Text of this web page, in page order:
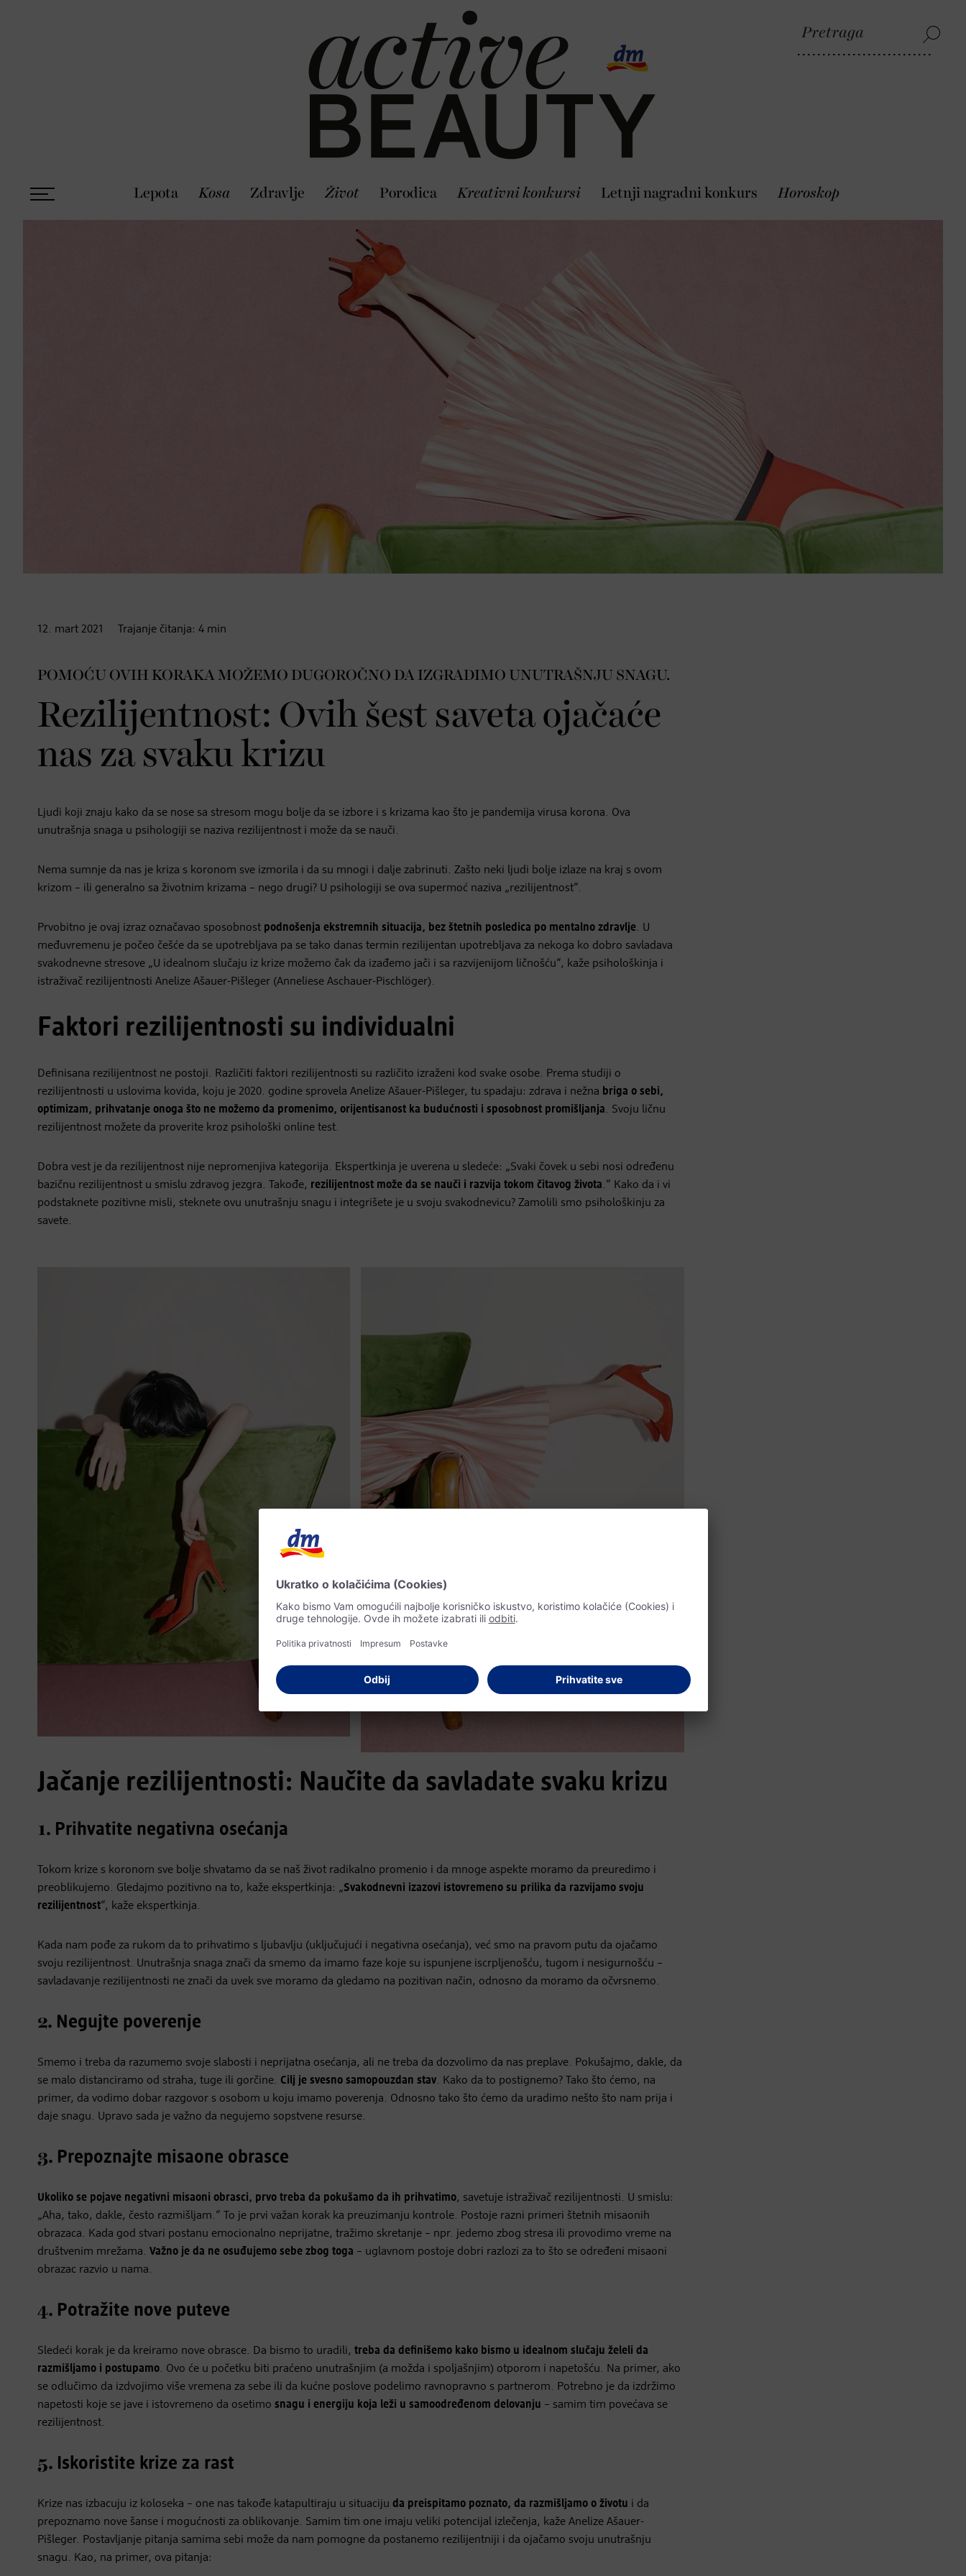
Lepota Kosa Zdravlje Život Porodica Kreativni konkursi Letnji nagradni konkurs Horoskop
12. mart 2021 Trajanje čitanja: 4 min
POMOĆU OVIH KORAKA MOŽEMO DUGOROČNO DA IZGRADIMO UNUTRAŠNJU SNAGU.
Rezilijentnost: Ovih šest saveta ojačaće
nas za svaku krizu
Ljudi koji znaju kako da se nose sa stresom mogu bolje da se izbore i s krizama kao što je pandemija virusa korona. Ova
unutrašnja snaga u psihologiji se naziva rezilijentnost i može da se nauči.
Nema sumnje da nas je kriza s koronom sve izmorila i da su mnogi i dalje zabrinuti. Zašto neki ljudi bolje izlaze na kraj s ovom
krizom – ili generalno sa životnim krizama – nego drugi? U psihologiji se ova supermoć naziva „rezilijentnost“.
Prvobitno je ovaj izraz označavao sposobnost podnošenja ekstremnih situacija, bez štetnih posledica po mentalno zdravlje. U
međuvremenu je počeo češće da se upotrebljava pa se tako danas termin rezilijentan upotrebljava za nekoga ko dobro savladava
svakodnevne stresove „U idealnom slučaju iz krize možemo čak da izađemo jači i sa razvijenijom ličnošću“, kaže psihološkinja i
istraživač rezilijentnosti Anelize Ašauer-Pišleger (Anneliese Aschauer-Pischlöger).
Faktori rezilijentnosti su individualni
Definisana rezilijentnost ne postoji. Različiti faktori rezilijentnosti su različito izraženi kod svake osobe. Prema studiji o
rezilijentnosti u uslovima kovida, koju je 2020. godine sprovela Anelize Ašauer-Pišleger, tu spadaju: zdrava i nežna briga o sebi,
optimizam, prihvatanje onoga što ne možemo da promenimo, orijentisanost ka budućnosti i sposobnost promišljanja. Svoju ličnu
rezilijentnost možete da proverite kroz psihološki online test.
Dobra vest je da rezilijentnost nije nepromenjiva kategorija. Ekspertkinja je uverena u sledeće: „Svaki čovek u sebi nosi određenu
bazičnu rezilijentnost u smislu zdravog jezgra. Takođe, rezilijentnost može da se nauči i razvija tokom čitavog života.“ Kako da i vi
podstaknete pozitivne misli, steknete ovu unutrašnju snagu i integrišete je u svoju svakodnevicu? Zamolili smo psihološkinju za
savete.
Jačanje rezilijentnosti: Naučite da savladate svaku krizu
1. Prihvatite negativna osećanja
Tokom krize s koronom sve bolje shvatamo da se naš život radikalno promenio i da mnoge aspekte moramo da preuredimo i
preoblikujemo. Gledajmo pozitivno na to, kaže ekspertkinja: „Svakodnevni izazovi istovremeno su prilika da razvijamo svoju
rezilijentnost“, kaže ekspertkinja.
Kada nam pođe za rukom da to prihvatimo s ljubavlju (uključujući i negativna osećanja), već smo na pravom putu da ojačamo
svoju rezilijentnost. Unutrašnja snaga znači da smemo da imamo faze koje su ispunjene iscrpljenošću, tugom i nesigurnošću –
savladavanje rezilijentnosti ne znači da uvek sve moramo da gledamo na pozitivan način, odnosno da moramo da očvrsnemo.
2. Negujte poverenje
Smemo i treba da razumemo svoje slabosti i neprijatna osećanja, ali ne treba da dozvolimo da nas preplave. Pokušajmo, dakle, da
se malo distanciramo od straha, tuge ili gorčine. Cilj je svesno samopouzdan stav. Kako da to postignemo? Tako što ćemo, na
primer, da vodimo dobar razgovor s osobom u koju imamo poverenja. Odnosno tako što ćemo da uradimo nešto što nam prija i
daje snagu. Upravo sada je važno da negujemo sopstvene resurse.
3. Prepoznajte misaone obrasce
Ukoliko se pojave negativni misaoni obrasci, prvo treba da pokušamo da ih prihvatimo, savetuje istraživač rezilijentnosti. U smislu:
„Aha, tako, dakle, često razmišljam.“ To je prvi važan korak ka preuzimanju kontrole. Postoje razni primeri štetnih misaonih
obrazaca. Kada god stvari postanu emocionalno neprijatne, tražimo skretanje – npr. jedemo zbog stresa ili provodimo vreme na
društvenim mrežama. Važno je da ne osuđujemo sebe zbog toga – uglavnom postoje dobri razlozi za to što se određeni misaoni
obrazac razvio u nama.
4. Potražite nove puteve
Sledeći korak je da kreiramo nove obrasce. Da bismo to uradili, treba da definišemo kako bismo u idealnom slučaju želeli da
razmišljamo i postupamo. Ovo će u početku biti praćeno unutrašnjim (a možda i spoljašnjim) otporom i napetošću. Na primer, ako
se odlučimo da izdvojimo više vremena za sebe ili da kućne poslove podelimo ravnopravno s partnerom. Potrebno je da izdržimo
napetosti koje se jave i istovremeno da osetimo snagu i energiju koja leži u samoodređenom delovanju – samim tim povećava se
rezilijentnost.
5. Iskoristite krize za rast
Krize nas izbacuju iz koloseka – one nas takođe katapultiraju u situaciju da preispitamo poznato, da razmišljamo o životu i da
prepoznamo nove šanse i mogućnosti za oblikovanje. Samim tim one imaju veliki potencijal izlečenja, kaže Anelize Ašauer-
Pišleger. Postavljanje pitanja samima sebi može da nam pomogne da postanemo rezilijentniji i da ojačamo svoju unutrašnju
snagu. Kao, na primer, ova pitanja: